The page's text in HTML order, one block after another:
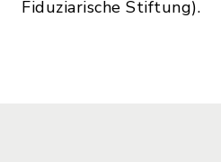
Fiduziarische Stiftung).